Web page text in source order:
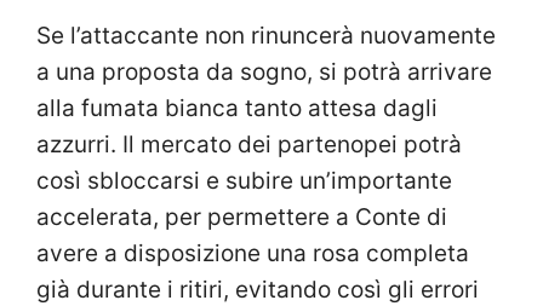
Se l’attaccante non rinuncerà nuovamente
a una proposta da sogno, si potrà arrivare
alla fumata bianca tanto attesa dagli
azzurri. Il mercato dei partenopei potrà
così sbloccarsi e subire un’importante
accelerata, per permettere a Conte di
avere a disposizione una rosa completa
già durante i ritiri, evitando così gli errori